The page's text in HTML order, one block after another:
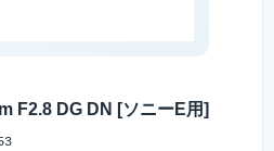
F2.8 DG DN [ソニーE用]